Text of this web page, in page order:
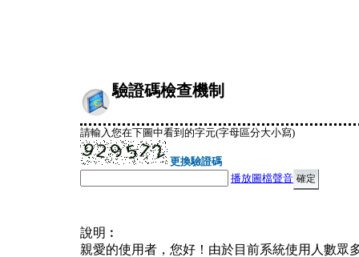
驗證碼檢查機制
請輸入您在下圖中看到的字元(字母區分大小寫)
更換驗證碼
播放圖檔聲音
說明︰
親愛的使用者，您好！由於目前系統使用人數眾